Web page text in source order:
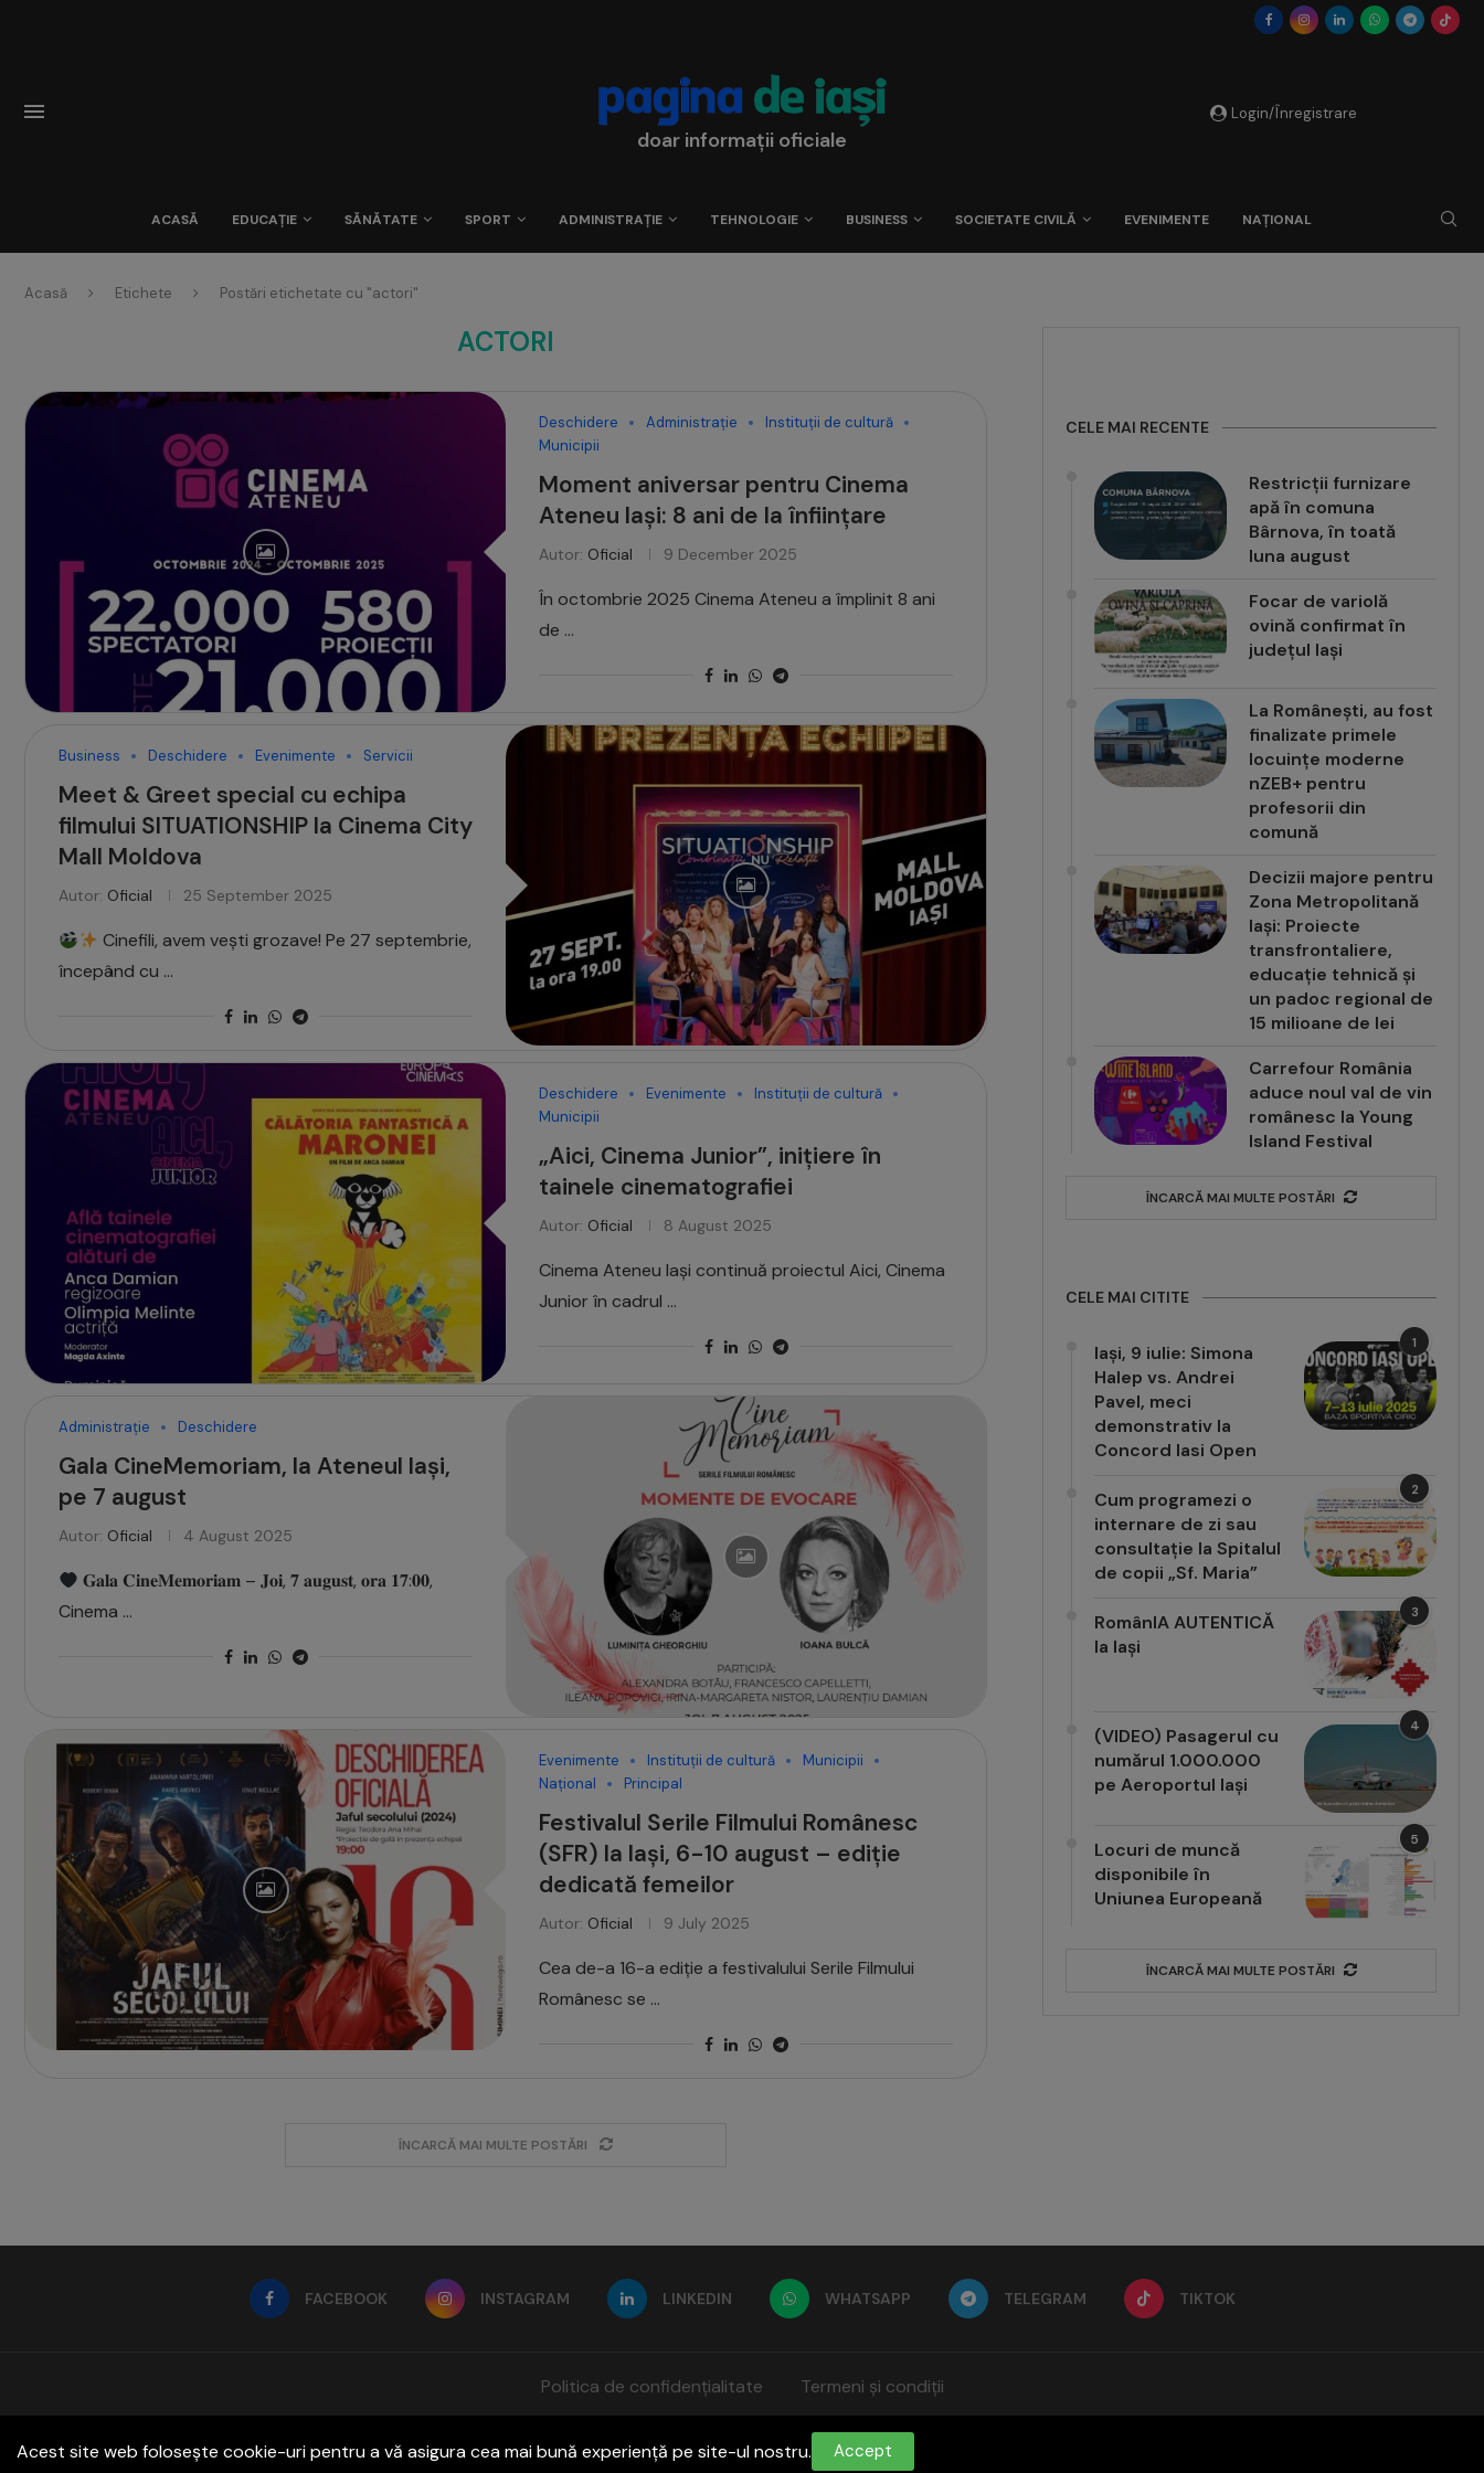
doar informații oficiale
Login/Înregistrare
ACASĂ EDUCAȚIE SĂNĂTATE SPORT ADMINISTRAȚIE TEHNOLOGIE BUSINESS SOCIETATE CIVILĂ EVENIMENTE NAȚIONAL
Acasă Etichete Postări etichetate cu "actori"
ACTORI
Deschidere Administrație
Instituții de cultură
Municipii
Moment aniversar pentru Cinema
Ateneu Iași: 8 ani de la înființare
Autor: Oficial 9 December 2025
În octombrie 2025 Cinema Ateneu a împlinit 8 ani
de …
Business Deschidere Evenimente Servicii
Meet & Greet special cu echipa
filmului SITUATIONSHIP la Cinema City
Mall Moldova
Autor: Oficial 25 September 2025
Cinefili, avem vești grozave! Pe 27 septembrie,
începând cu …
Deschidere Evenimente
Instituții de cultură
Municipii
„Aici, Cinema Junior”, inițiere în
tainele cinematografiei
Autor: Oficial 8 August 2025
Cinema Ateneu Iași continuă proiectul Aici, Cinema
Junior în cadrul …
Administrație Deschidere
Gala CineMemoriam, la Ateneul Iași,
pe 7 august
Autor: Oficial 4 August 2025
𝐆𝐚𝐥𝐚 𝐂𝐢𝐧𝐞𝐌𝐞𝐦𝐨𝐫𝐢𝐚𝐦 – 𝐉𝐨𝐢, 𝟕 𝐚𝐮𝐠𝐮𝐬𝐭, 𝐨𝐫𝐚 𝟏𝟕:𝟎𝟎,
Cinema …
Evenimente Instituții de cultură
Municipii
Național
Principal
Festivalul Serile Filmului Românesc
(SFR) la Iași, 6-10 august – ediție
dedicată femeilor
Autor: Oficial 9 July 2025
Cea de-a 16-a ediție a festivalului Serile Filmului
Românesc se …
ÎNCARCĂ MAI MULTE POSTĂRI
CELE MAI RECENTE
Restricții furnizare
apă în comuna
Bârnova, în toată
luna august
Focar de variolă
ovină confirmat în
județul Iași
La Românești, au fost
finalizate primele
locuințe moderne
nZEB+ pentru
profesorii din
comună
Decizii majore pentru
Zona Metropolitană
Iași: Proiecte
transfrontaliere,
educație tehnică și
un padoc regional de
15 milioane de lei
Carrefour România
aduce noul val de vin
românesc la Young
Island Festival
ÎNCARCĂ MAI MULTE POSTĂRI
CELE MAI CITITE
1
Iași, 9 iulie: Simona
Halep vs. Andrei
Pavel, meci
demonstrativ la
Concord Iasi Open
2
Cum programezi o
internare de zi sau
consultație la Spitalul
de copii „Sf. Maria”
3
RomânIA AUTENTICĂ
la Iași
4
(VIDEO) Pasagerul cu
numărul 1.000.000
pe Aeroportul Iași
5
Locuri de muncă
disponibile în
Uniunea Europeană
ÎNCARCĂ MAI MULTE POSTĂRI
FACEBOOK INSTAGRAM LINKEDIN WHATSAPP TELEGRAM TIKTOK
Politica de confidențialitate Termeni și condiții
©2023Pagina de İași- Toate drepturile rezervate
Acest site web folosește cookie-uri pentru a vă asigura cea mai bună experiență pe site-ul nostru. Accept